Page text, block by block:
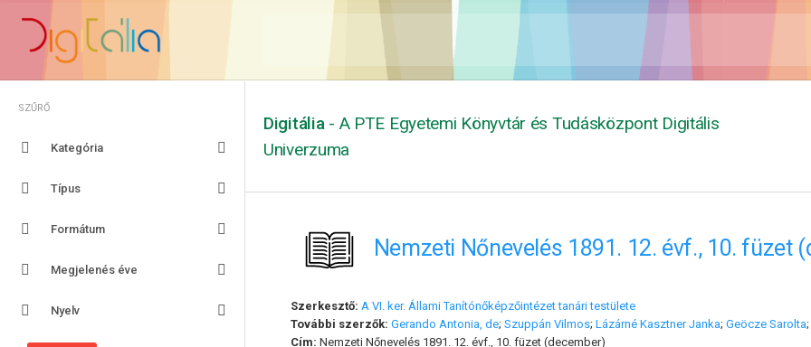
SZŰRŐ
Kategória
Típus
Formátum
Megjelenés éve
Nyelv
Digitália - A PTE Egyetemi Könyvtár és Tudásközpont Digitális
Univerzuma
Nemzeti Nőnevelés 1891. 12. évf., 10. füzet
Szerkesztő: A VI. ker. Állami Tanítónőképzőintézet tanári testülete
További szerzők: Gerando Antonia, de; Szuppán Vilmos; Lázárné Kasztner Janka; Geöcze Sarolta;
Cím: Nemzeti Nőnevelés 1891. 12. évf., 10. füzet (december)